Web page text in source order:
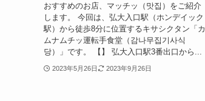
おすすめのお店、マッチッ（맛집）をご紹介
します。 今回は、弘大入口駅（ホンデイック
駅）から徒歩8分に位置するキサシクタン「カ
ムナムチッ運転手食堂（감나무집기사식
당）」です。 【】 弘大入口駅3番出口から...
2023年5月26日 2023年9月26日